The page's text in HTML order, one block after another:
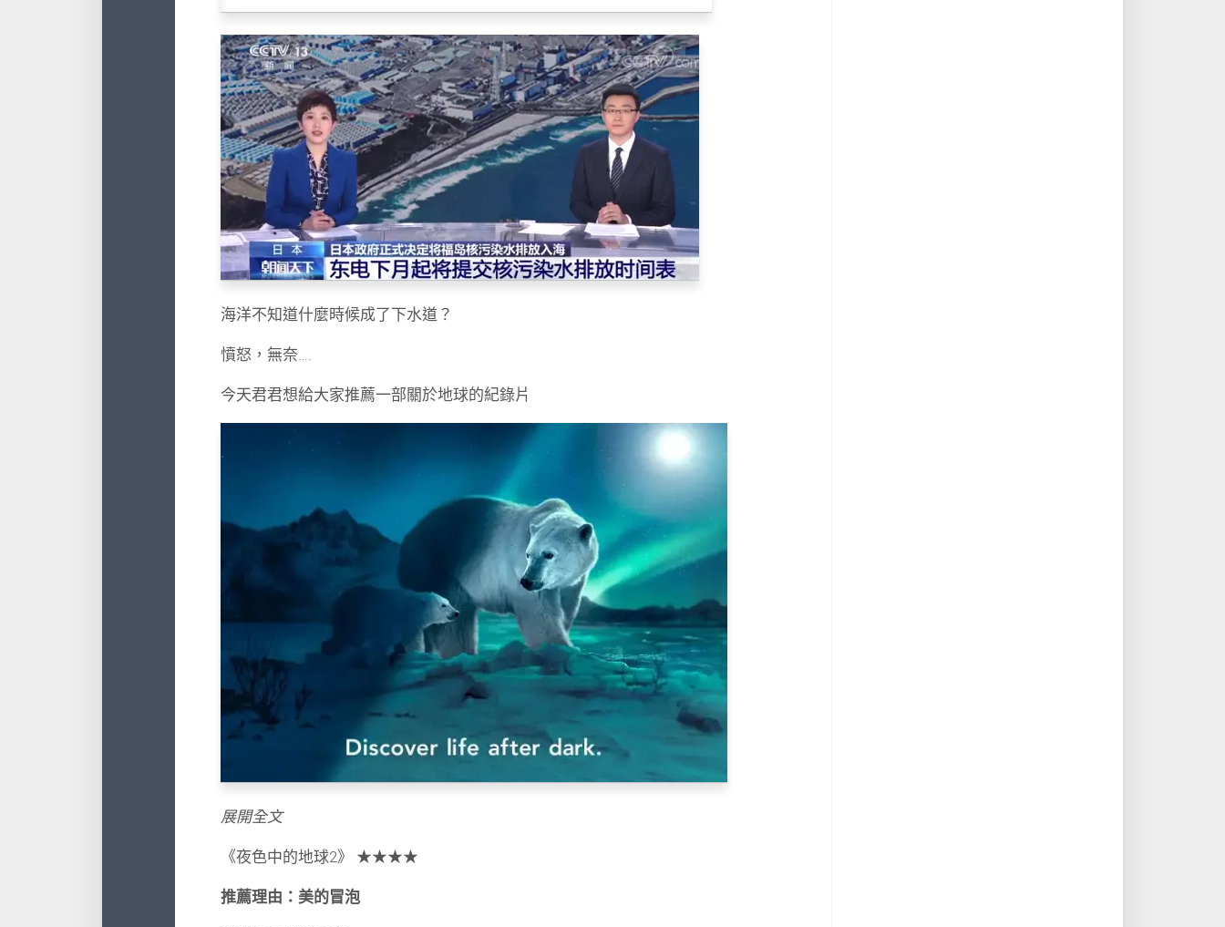
海洋不知道什麼時候成了下水道？
憤怒，無奈….
今天君君想給大家推薦一部關於地球的紀錄片
展開全文
《夜色中的地球2》 ★★★★
推薦理由：美的冒泡